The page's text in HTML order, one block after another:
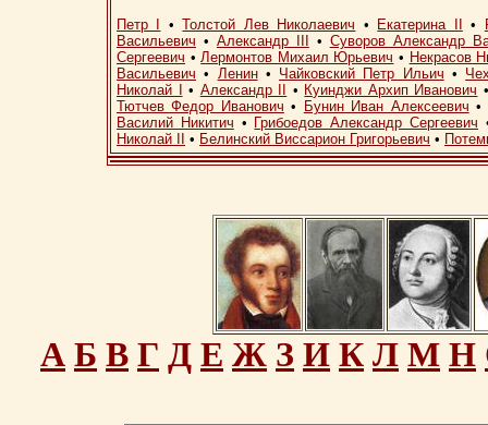
Петр I •Толстой Лев Николаевич • Екатерина II •
Васильевич • Александр III • Суворов Александр
Сергеевич •Лермонтов Михаил Юрьевич • Некрасов
Васильевич • Ленин• Чайковский Петр Ильич •
Николай I
• Александр II • Куинджи Архип Иванович
Тютчев Федор Иванович • Бунин Иван Алексеевич •
Василий Никитич • Грибоедов Александр Сергеевич
Николай II
• Белинский Виссарион Григорьевич •
А Б В Г Д Е Ж З И К Л М Н